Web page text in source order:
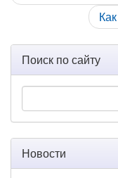
Поиск по сайту
Новости